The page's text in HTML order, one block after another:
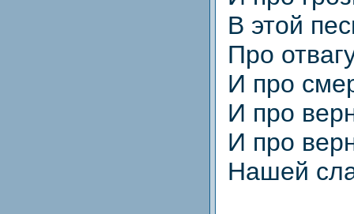
В этой
Про
И про
И про
И про
Нашей